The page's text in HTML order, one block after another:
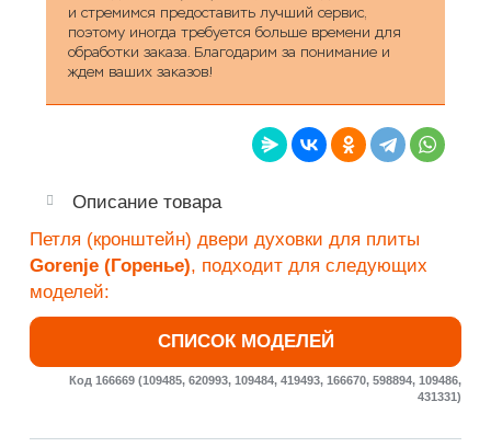
и стремимся предоставить лучший сервис,
поэтому иногда требуется больше времени для
обработки заказа. Благодарим за понимание и
ждем ваших заказов!
Описание товара
Петля (кронштейн) двери духовки для плиты
Gorenje (Горенье), подходит для следующих
моделей:
СПИСОК МОДЕЛЕЙ
Код 166669 (109485, 620993, 109484, 419493, 166670, 598894, 109486,
431331)